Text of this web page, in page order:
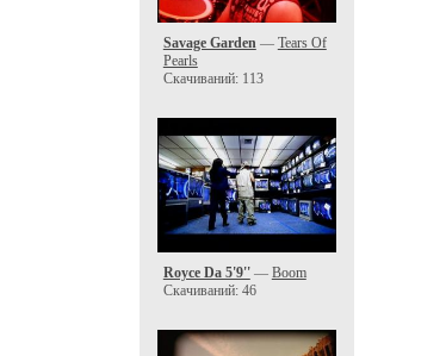
Savage Garden— Tears Of
Pearls
Скачиваний: 113
Royce Da 5'9''— Boom
Скачиваний: 46